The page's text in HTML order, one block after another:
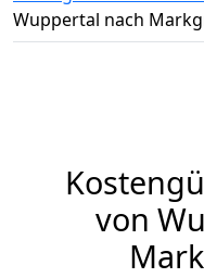
Wuppertal nach
von